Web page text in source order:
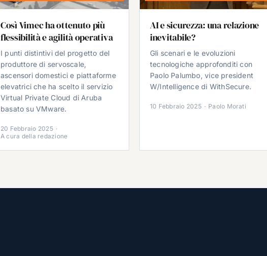
Così Vimec ha ottenuto più
flessibilità e agilità operativa
I punti distintivi del progetto del
produttore di servoscale,
ascensori domestici e piattaforme
elevatrici che ha scelto il servizio
Virtual Private Cloud di Aruba
basato su VMware.
20 Febbraio 2025 ·
A cura della redazione
AI e sicurezza: una relazione
inevitabile?
Gli scenari e le evoluzioni
tecnologiche approfonditi con
Paolo Palumbo, vice president
W/Intelligence di WithSecure.
10 Febbraio 2025 · Paolo Morati